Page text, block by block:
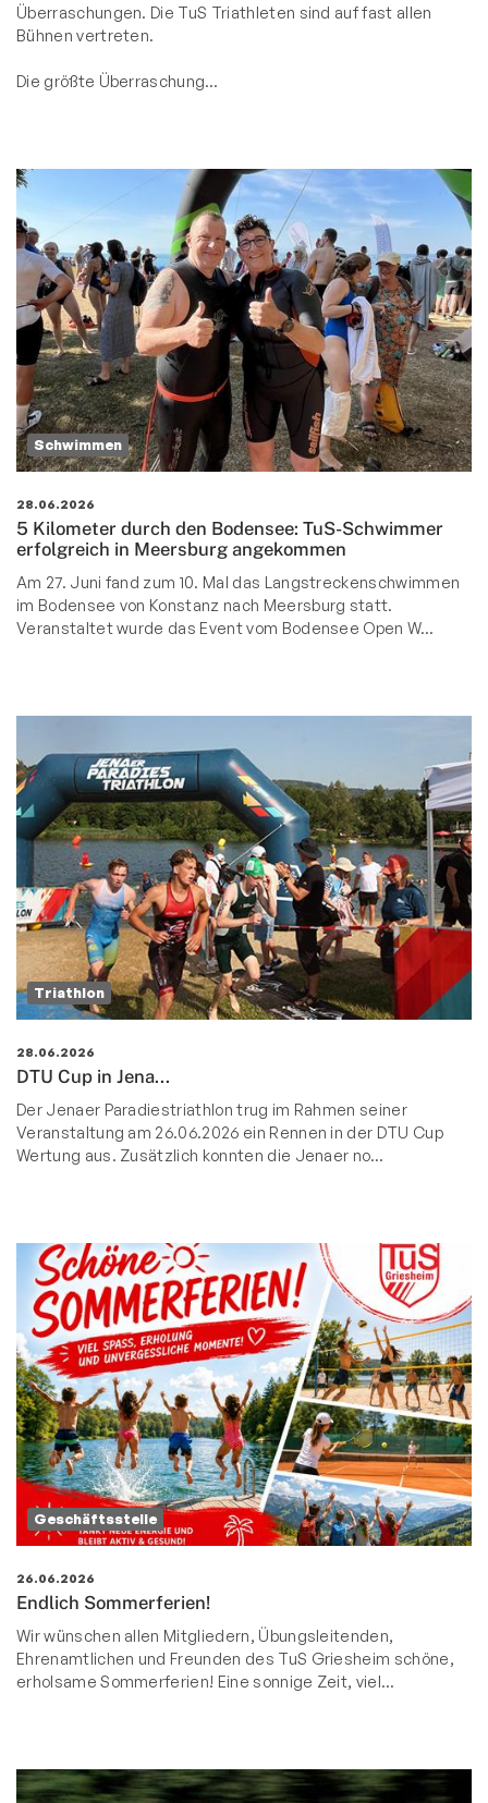
Überraschungen. Die TuS Triathleten sind auf fast allen
Bühnen vertreten.
Die größte Überraschung…
Schwimmen
28.06.2026
5 Kilometer durch den Bodensee: TuS-Schwimmer
erfolgreich in Meersburg angekommen
Am 27. Juni fand zum 10. Mal das Langstreckenschwimmen
im Bodensee von Konstanz nach Meersburg statt.
Veranstaltet wurde das Event vom Bodensee Open W…
Triathlon
28.06.2026
DTU Cup in Jena...
Der Jenaer Paradiestriathlon trug im Rahmen seiner
Veranstaltung am 26.06.2026 ein Rennen in der DTU Cup
Wertung aus. Zusätzlich konnten die Jenaer no…
Geschäftsstelle
26.06.2026
Endlich Sommerferien!
Wir wünschen allen Mitgliedern, Übungsleitenden,
Ehrenamtlichen und Freunden des TuS Griesheim schöne,
erholsame Sommerferien! Eine sonnige Zeit, viel…